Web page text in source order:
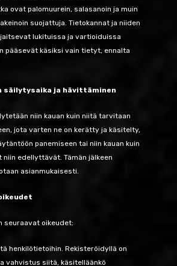
ovat palomuurein, salasanoin ja muin
suojattuja. Tietokannat ja niiden
lukituissa ja vartioiduissa
pääsevät käsiksi vain tietyt, ennalta
säilytysaika ja hävittäminen
niin kauan kuin niitä tarvitaan
jota varten ne on kerätty ja käsitelty,
panemiseen tai niin kauan kuin
niin edellyttävät. Tämän jälkeen
asianmukaisesti.
seuraavat oikeudet:
henkilötietoihin. Rekisteröidyllä on
vahvistus siitä, käsitelläänkö